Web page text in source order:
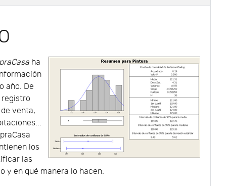
ha
año. De
registro
venta,
los
las
y en qué manera lo hacen.